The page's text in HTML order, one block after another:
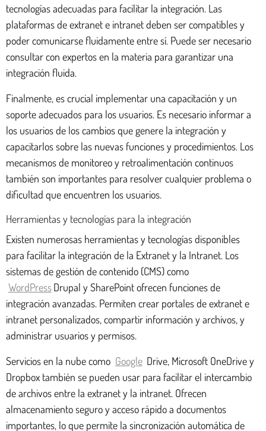
tecnologías adecuadas para facilitar la integración. Las
plataformas de extranet e intranet deben ser compatibles y
poder comunicarse fluidamente entre sí. Puede ser necesario
consultar con expertos en la materia para garantizar una
integración fluida.
Finalmente, es crucial implementar una capacitación y un
soporte adecuados para los usuarios. Es necesario informar a
los usuarios de los cambios que genere la integración y
capacitarlos sobre las nuevas funciones y procedimientos. Los
mecanismos de monitoreo y retroalimentación continuos
también son importantes para resolver cualquier problema o
dificultad que encuentren los usuarios.
Herramientas y tecnologías para la integración
Existen numerosas herramientas y tecnologías disponibles
para facilitar la integración de la Extranet y la Intranet. Los
sistemas de gestión de contenido (CMS) como
WordPress Drupal y SharePoint ofrecen funciones de
integración avanzadas. Permiten crear portales de extranet e
intranet personalizados, compartir información y archivos, y
administrar usuarios y permisos.
Servicios en la nube como Google Drive, Microsoft OneDrive y
Dropbox también se pueden usar para facilitar el intercambio
de archivos entre la extranet y la intranet. Ofrecen
almacenamiento seguro y acceso rápido a documentos
importantes, lo que permite la sincronización automática de